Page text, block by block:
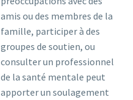
amis ou des membres de la
famille, participer à des
groupes de soutien, ou
consulter un professionnel
de la santé mentale peut
apporter un soulagement